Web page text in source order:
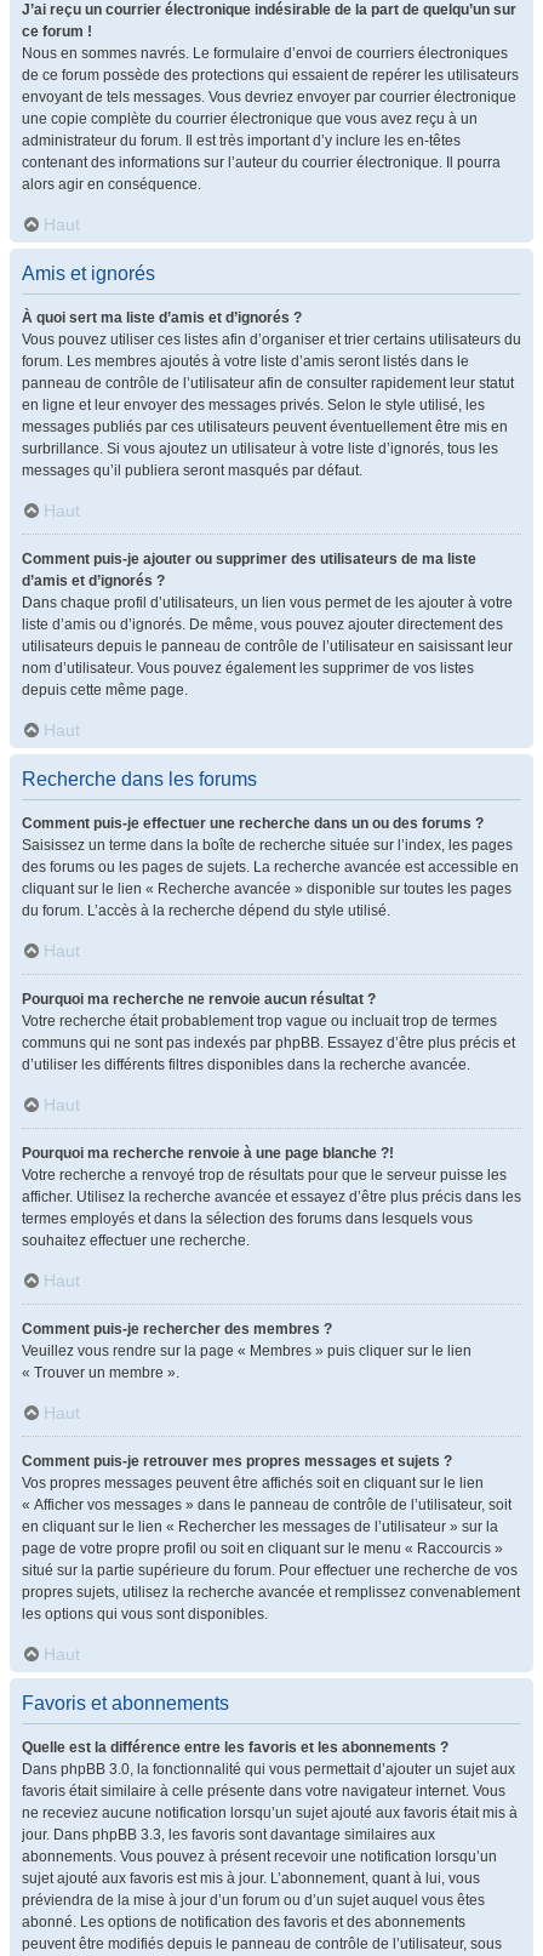
J’ai reçu un courrier électronique indésirable de la part de quelqu’un sur
ce forum !
Nous en sommes navrés. Le formulaire d’envoi de courriers électroniques
de ce forum possède des protections qui essaient de repérer les utilisateurs
envoyant de tels messages. Vous devriez envoyer par courrier électronique
une copie complète du courrier électronique que vous avez reçu à un
administrateur du forum. Il est très important d’y inclure les en-têtes
contenant des informations sur l’auteur du courrier électronique. Il pourra
alors agir en conséquence.
Haut
Amis et ignorés
À quoi sert ma liste d’amis et d’ignorés ?
Vous pouvez utiliser ces listes afin d’organiser et trier certains utilisateurs du
forum. Les membres ajoutés à votre liste d’amis seront listés dans le
panneau de contrôle de l’utilisateur afin de consulter rapidement leur statut
en ligne et leur envoyer des messages privés. Selon le style utilisé, les
messages publiés par ces utilisateurs peuvent éventuellement être mis en
surbrillance. Si vous ajoutez un utilisateur à votre liste d’ignorés, tous les
messages qu’il publiera seront masqués par défaut.
Haut
Comment puis-je ajouter ou supprimer des utilisateurs de ma liste
d’amis et d’ignorés ?
Dans chaque profil d’utilisateurs, un lien vous permet de les ajouter à votre
liste d’amis ou d’ignorés. De même, vous pouvez ajouter directement des
utilisateurs depuis le panneau de contrôle de l’utilisateur en saisissant leur
nom d’utilisateur. Vous pouvez également les supprimer de vos listes
depuis cette même page.
Haut
Recherche dans les forums
Comment puis-je effectuer une recherche dans un ou des forums ?
Saisissez un terme dans la boîte de recherche située sur l’index, les pages
des forums ou les pages de sujets. La recherche avancée est accessible en
cliquant sur le lien « Recherche avancée » disponible sur toutes les pages
du forum. L’accès à la recherche dépend du style utilisé.
Haut
Pourquoi ma recherche ne renvoie aucun résultat ?
Votre recherche était probablement trop vague ou incluait trop de termes
communs qui ne sont pas indexés par phpBB. Essayez d’être plus précis et
d’utiliser les différents filtres disponibles dans la recherche avancée.
Haut
Pourquoi ma recherche renvoie à une page blanche ?!
Votre recherche a renvoyé trop de résultats pour que le serveur puisse les
afficher. Utilisez la recherche avancée et essayez d’être plus précis dans les
termes employés et dans la sélection des forums dans lesquels vous
souhaitez effectuer une recherche.
Haut
Comment puis-je rechercher des membres ?
Veuillez vous rendre sur la page « Membres » puis cliquer sur le lien
« Trouver un membre ».
Haut
Comment puis-je retrouver mes propres messages et sujets ?
Vos propres messages peuvent être affichés soit en cliquant sur le lien
« Afficher vos messages » dans le panneau de contrôle de l’utilisateur, soit
en cliquant sur le lien « Rechercher les messages de l’utilisateur » sur la
page de votre propre profil ou soit en cliquant sur le menu « Raccourcis »
situé sur la partie supérieure du forum. Pour effectuer une recherche de vos
propres sujets, utilisez la recherche avancée et remplissez convenablement
les options qui vous sont disponibles.
Haut
Favoris et abonnements
Quelle est la différence entre les favoris et les abonnements ?
Dans phpBB 3.0, la fonctionnalité qui vous permettait d’ajouter un sujet aux
favoris était similaire à celle présente dans votre navigateur internet. Vous
ne receviez aucune notification lorsqu’un sujet ajouté aux favoris était mis à
jour. Dans phpBB 3.3, les favoris sont davantage similaires aux
abonnements. Vous pouvez à présent recevoir une notification lorsqu’un
sujet ajouté aux favoris est mis à jour. L’abonnement, quant à lui, vous
préviendra de la mise à jour d’un forum ou d’un sujet auquel vous êtes
abonné. Les options de notification des favoris et des abonnements
peuvent être modifiés depuis le panneau de contrôle de l’utilisateur, sous